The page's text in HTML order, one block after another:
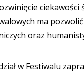
ma
oraz
w Festiwalu